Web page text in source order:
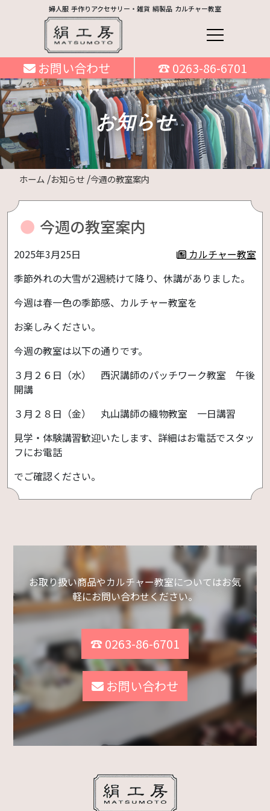
婦人服 手作りアクセサリー・雑貨 絹製品 カルチャー教室
お問い合わせ ☎ 0263-86-6701
お知らせ
ホーム お知らせ 今週の教室案内
今週の教室案内
2025年3月25日
カルチャー教室
季節外れの大雪が2週続けて降り、休講がありました。
今週は春一色の季節感、カルチャー教室を
お楽しみください。
今週の教室は以下の通りです。
３月２６日（水） 西沢講師のパッチワーク教室 午後
開講
３月２８日（金） 丸山講師の織物教室 一日講習
見学・体験講習歓迎いたします、詳細はお電話でスタッ
フにお電話
でご確認ください。
お取り扱い商品やカルチャー教室についてはお気
軽にお問い合わせください。
☎ 0263-86-6701
お問い合わせ